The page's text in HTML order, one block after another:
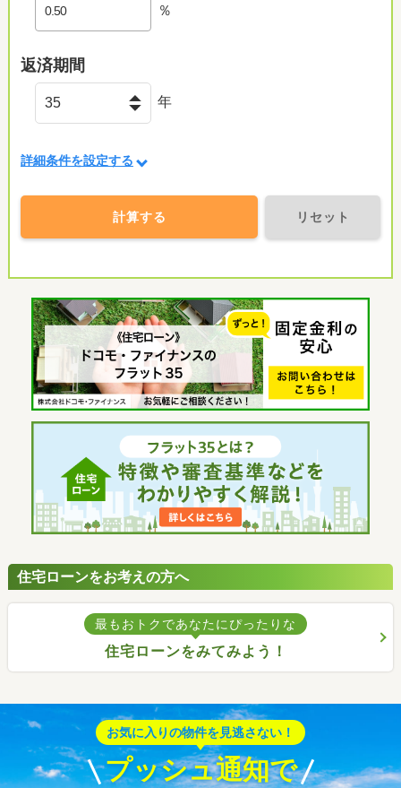
％
返済期間
年
詳細条件を設定する
計算する リセット
住宅ローンをお考えの方へ
最もおトクであなたにぴったりな
住宅ローンをみてみよう！
お気に入りの物件を見逃さない！
プッシュ通知で